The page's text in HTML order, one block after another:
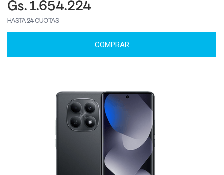
Gs. 1.654.224
HASTA 24 CUOTAS
COMPRAR